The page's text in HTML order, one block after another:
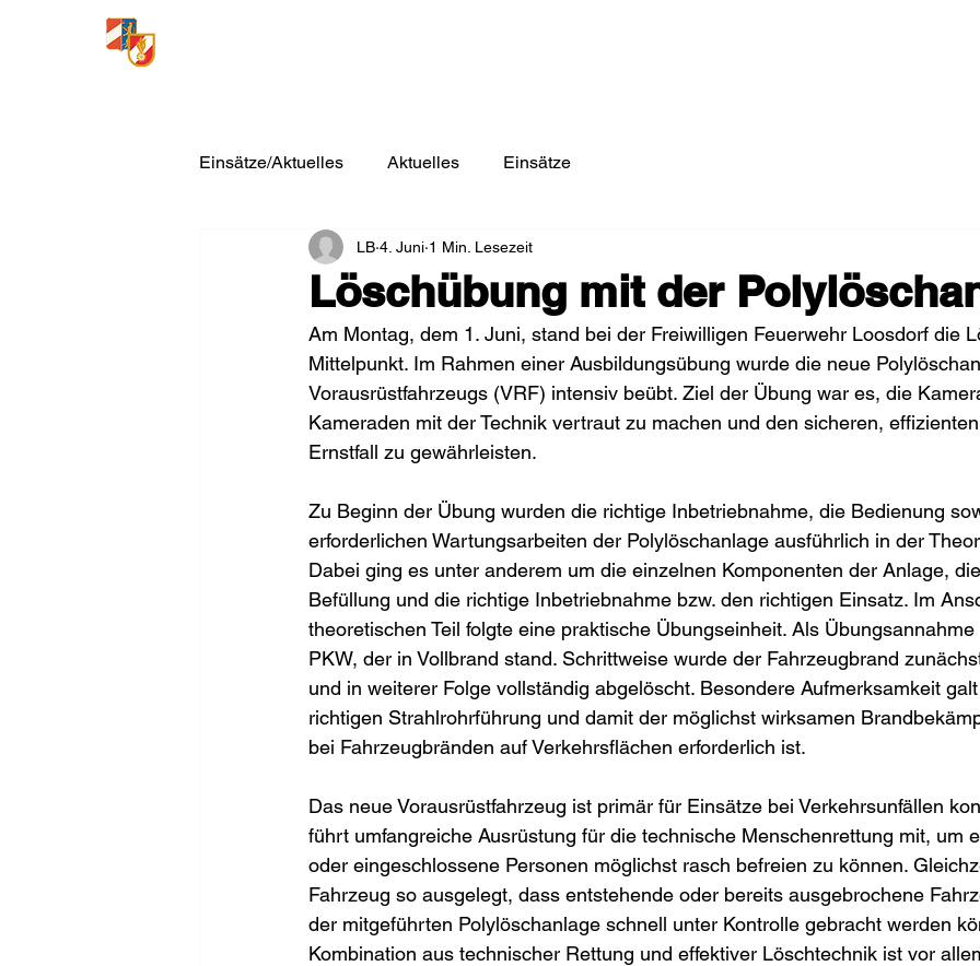
Einsätze/Aktuelles Aktuelles Einsätze
Löschübung mit der
LB 4. Juni 1 Min. Lesezeit
Am Montag, dem 1. Juni, stand bei der Freiwilligen Feuerwehr Loosdorf die
Mittelpunkt. Im Rahmen einer Ausbildungsübung wurde die neue
Vorausrüstfahrzeugs (VRF) intensiv beübt. Ziel der Übung war es, die
Kameraden mit der Technik vertraut zu machen und den sicheren,
Ernstfall zu gewährleisten.
Zu Beginn der Übung wurden die richtige Inbetriebnahme, die Bedienung
erforderlichen Wartungsarbeiten der Polylöschanlage ausführlich in der
Dabei ging es unter anderem um die einzelnen Komponenten der Anlage,
Befüllung und die richtige Inbetriebnahme bzw. den richtigen Einsatz. Im
theoretischen Teil folgte eine praktische Übungseinheit. Als Übungsannahme
PKW, der in Vollbrand stand. Schrittweise wurde der Fahrzeugbrand
und in weiterer Folge vollständig abgelöscht. Besondere Aufmerksamkeit
richtigen Strahlrohrführung und damit der möglichst wirksamen
bei Fahrzeugbränden auf Verkehrsflächen erforderlich ist.
Das neue Vorausrüstfahrzeug ist primär für Einsätze bei Verkehrsunfällen
führt umfangreiche Ausrüstung für die technische Menschenrettung mit, um
oder eingeschlossene Personen möglichst rasch befreien zu können.
Fahrzeug so ausgelegt, dass entstehende oder bereits ausgebrochene
der mitgeführten Polylöschanlage schnell unter Kontrolle gebracht werden
Kombination aus technischer Rettung und effektiver Löschtechnik ist vor